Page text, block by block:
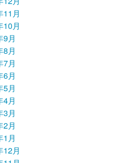
11月
10月
9月
8月
7月
6月
5月
4月
3月
2月
1月
12月